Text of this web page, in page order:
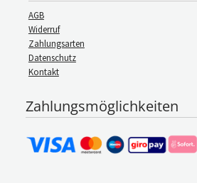
AGB
Widerruf
Zahlungsarten
Datenschutz
Kontakt
Zahlungsmöglichkeiten